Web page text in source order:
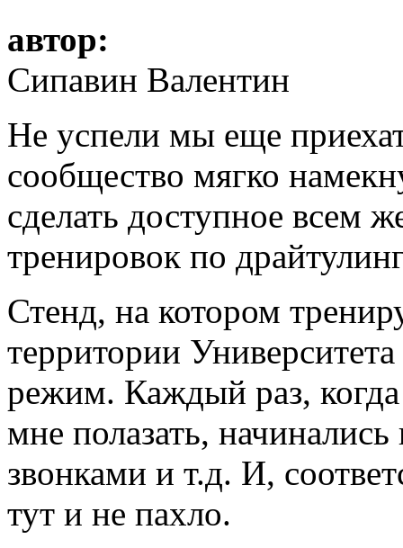
автор:
Сипавин Валентин
Не успели мы еще
сообщество мягко
сделать доступное всем
тренировок по
Стенд, на котором
территории
режим. Каждый раз,
мне полазать,
звонками и т.д. И,
тут и не пахло.